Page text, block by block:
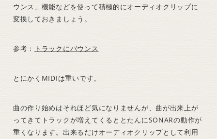
ウンス」機能などを使って積極的にオーディオクリップに
変換しておきましょう。
参考： トラックにバウンス
とにかくMIDIは重いです。
曲の作り始めはそれほど気になりませんが、曲が出来上が
ってきてトラックが増えてくるととたんにSONARの動作が
重くなります。出来るだけオーディオクリップとして利用